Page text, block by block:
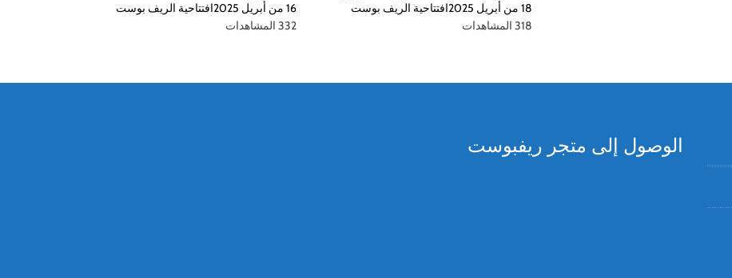
18 من أبريل 2025
افتتاحية الريف بوست
318 المشاهدات
16 من أبريل 2025
افتتاحية الريف بوست
332 المشاهدات
الوصول إلى متجر ريفبوست